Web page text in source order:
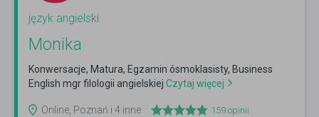
język angielski
Monika
Konwersacje, Matura, Egzamin ósmoklasisty, Business
English mgr filologii angielskiej Czytaj więcej
Online, Poznań i 4 inne 159 opinii